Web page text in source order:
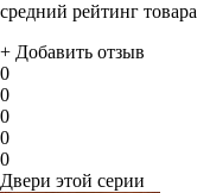
средний рейтинг товара
+ Добавить отзыв
0
0
0
0
0
Двери этой серии